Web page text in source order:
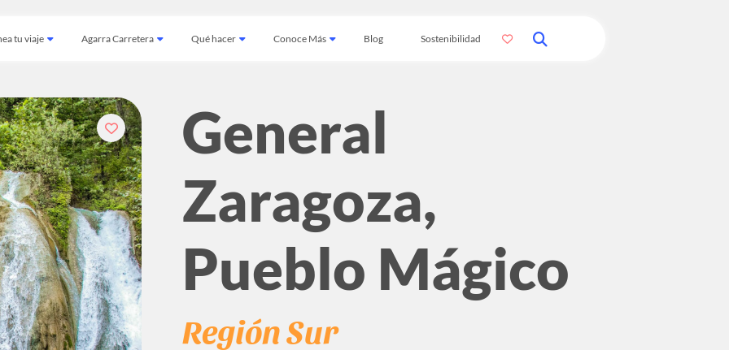
tu viaje Agarra Carretera Qué hacer Conoce Más Blog Sostenibilidad
General
Zaragoza,
Pueblo Mágico
Región Sur